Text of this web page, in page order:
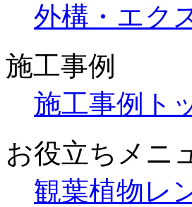
外構・エク
施工事例
施工事例ト
お役立ちメニ
観葉植物レ